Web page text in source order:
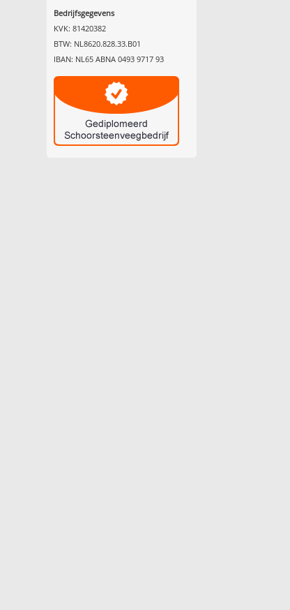
Bedrijfsgegevens
KVK: 81420382
BTW: NL8620.828.33.B01
IBAN: NL65 ABNA 0493 9717 93